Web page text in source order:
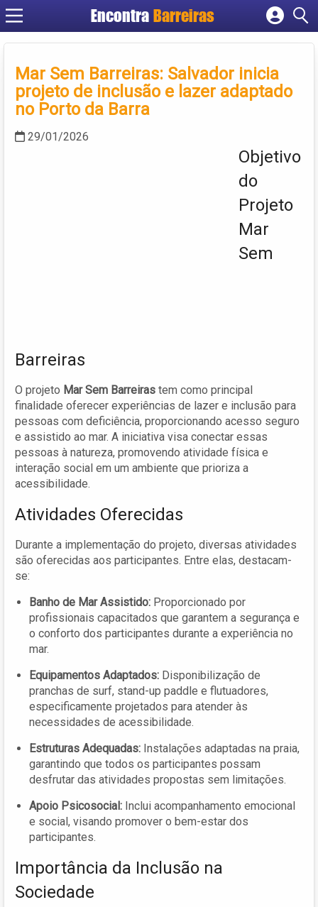
EncontraBarreiras
Cadastrar empresa
Criar conta
Mar Sem Barreiras: Salvador inicia
projeto de inclusão e lazer adaptado
no Porto da Barra
29/01/2026
Objetivo
do
Projeto
Mar
Sem
Barreiras
O projeto Mar Sem Barreiras tem como principal
finalidade oferecer experiências de lazer e inclusão para
pessoas com deficiência, proporcionando acesso seguro
e assistido ao mar. A iniciativa visa conectar essas
pessoas à natureza, promovendo atividade física e
interação social em um ambiente que prioriza a
acessibilidade.
Atividades Oferecidas
Durante a implementação do projeto, diversas atividades
são oferecidas aos participantes. Entre elas, destacam-
se:
Banho de Mar Assistido: Proporcionado por
profissionais capacitados que garantem a segurança e
o conforto dos participantes durante a experiência no
mar.
Equipamentos Adaptados: Disponibilização de
pranchas de surf, stand-up paddle e flutuadores,
especificamente projetados para atender às
necessidades de acessibilidade.
Estruturas Adequadas: Instalações adaptadas na praia,
garantindo que todos os participantes possam
desfrutar das atividades propostas sem limitações.
Apoio Psicosocial: Inclui acompanhamento emocional
e social, visando promover o bem-estar dos
participantes.
Importância da Inclusão na
Sociedade